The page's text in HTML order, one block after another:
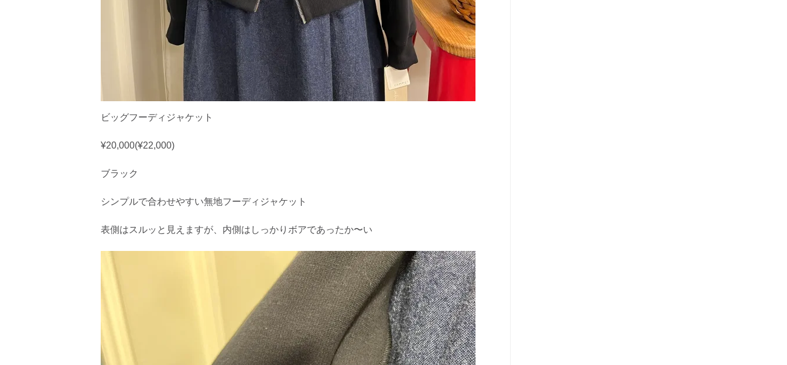
ビッグフーディジャケット
¥20,000(¥22,000)
ブラック
シンプルで合わせやすい無地フーディジャケット
表側はスルッと見えますが、内側はしっかりボアであったか〜い